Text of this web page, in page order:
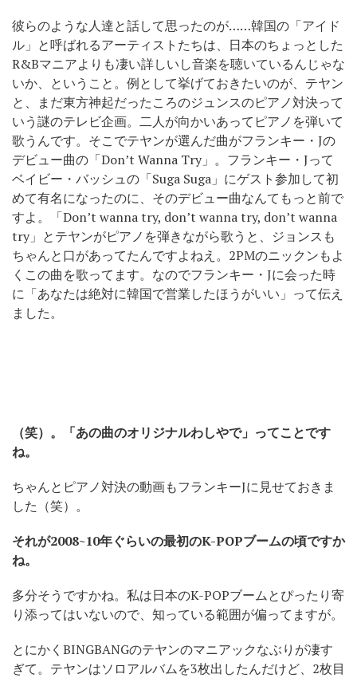
彼らのような人達と話して思ったのが……韓国の「アイド
ル」と呼ばれるアーティストたちは、日本のちょっとした
R&Bマニアよりも凄い詳しいし音楽を聴いているんじゃな
いか、ということ。例として挙げておきたいのが、テヤン
と、まだ東方神起だったころのジュンスのピアノ対決って
いう謎のテレビ企画。二人が向かいあってピアノを弾いて
歌うんです。そこでテヤンが選んだ曲がフランキー・Jの
デビュー曲の「Don’t Wanna Try」。フランキー・Jって
ベイビー・バッシュの「Suga Suga」にゲスト参加して初
めて有名になったのに、そのデビュー曲なんてもっと前で
すよ。「Don’t wanna try, don’t wanna try, don’t wanna
try」とテヤンがピアノを弾きながら歌うと、ジョンスも
ちゃんと口があってたんですよねえ。2PMのニックンもよ
くこの曲を歌ってます。なのでフランキー・Jに会った時
に「あなたは絶対に韓国で営業したほうがいい」って伝え
ました。
（笑） 。「あの曲のオリジナルわしやで」ってことです
ね。
ちゃんとピアノ対決の動画もフランキーJに見せておきま
した（笑）。
それが2008~10年ぐらいの最初のK-POPブームの頃ですか
ね。
多分そうですかね。私は日本のK-POPブームとぴったり寄
り添ってはいないので、知っている範囲が偏ってますが。
とにかくBINGBANGのテヤンのマニアックなぶりが凄す
ぎて。テヤンはソロアルバムを3枚出したんだけど、2枚目